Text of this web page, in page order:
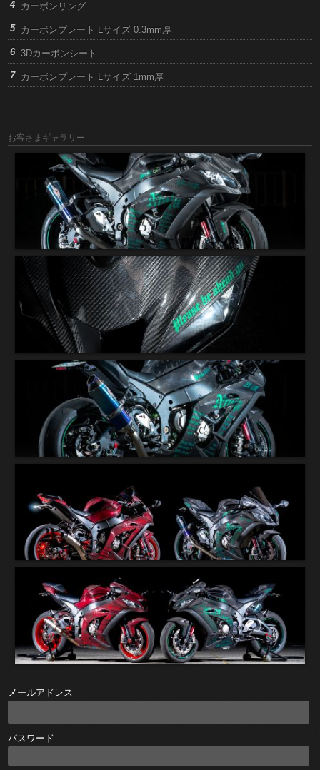
カーボンリング
カーボンプレート Lサイズ 0.3mm厚
3Dカーボンシート
カーボンプレート Lサイズ 1mm厚
お客さまギャラリー
メールアドレス
パスワード